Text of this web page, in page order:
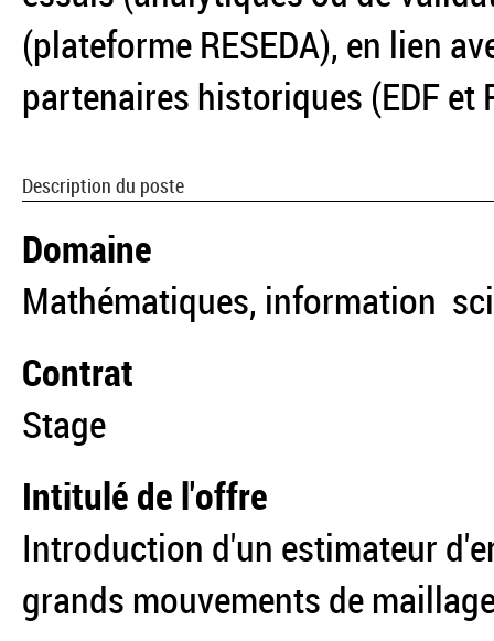
(plateforme RESEDA), en lien
partenaires historiques (EDF et
Description du poste
Domaine
Mathématiques, information
Contrat
Stage
Intitulé de l'offre
Introduction d'un estimateur
grands mouvements de